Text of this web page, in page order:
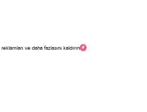
ve daha fazlasını kaldırın